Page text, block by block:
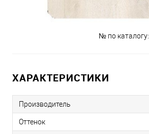
№ по каталогу:
ХАРАКТЕРИСТИКИ
Производитель
Оттенок